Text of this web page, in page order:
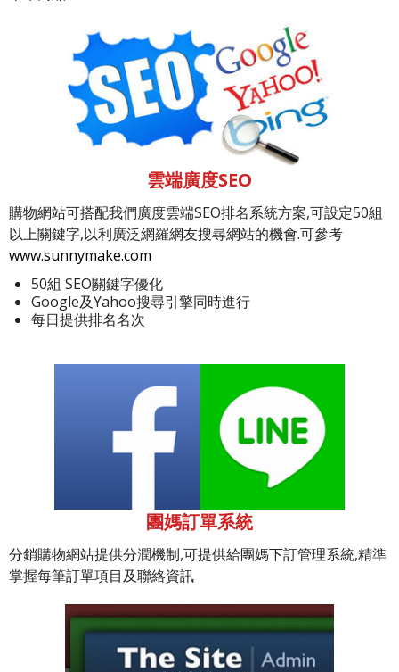
雲端廣度SEO
購物網站可搭配我們廣度雲端SEO排名系統方案,可設定50組
以上關鍵字,以利廣泛網羅網友搜尋網站的機會.可參考
www.sunnymake.com
50組 SEO關鍵字優化
Google及Yahoo搜尋引擎同時進行
每日提供排名名次
團媽訂單系統
分銷購物網站提供分潤機制,可提供給團媽下訂管理系統,精準
掌握每筆訂單項目及聯絡資訊